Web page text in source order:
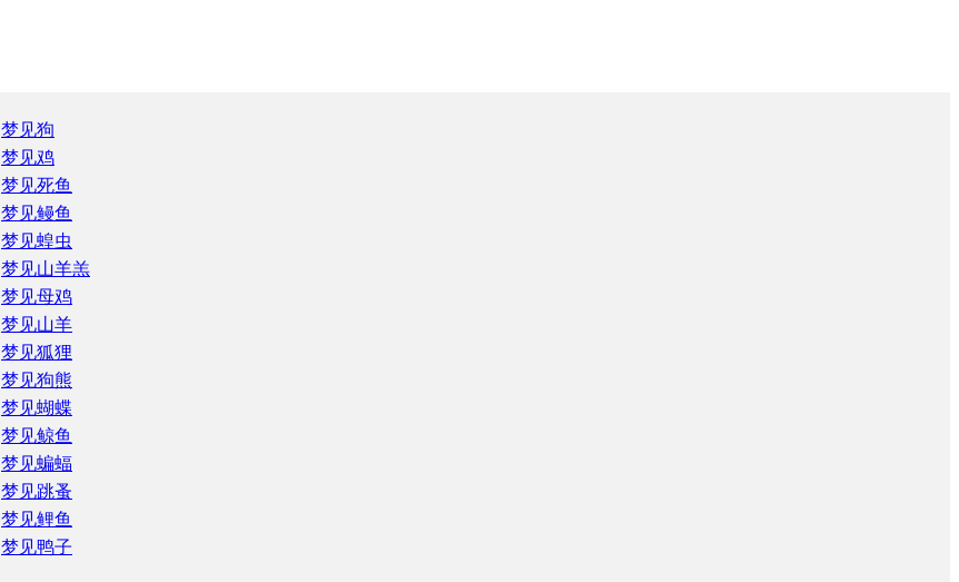
梦见狗
梦见鸡
梦见死鱼
梦见鳗鱼
梦见蝗虫
梦见山羊羔
梦见母鸡
梦见山羊
梦见狐狸
梦见狗熊
梦见蝴蝶
梦见鲸鱼
梦见蝙蝠
梦见跳蚤
梦见鲤鱼
梦见鸭子